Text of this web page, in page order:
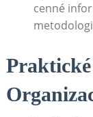
cenné